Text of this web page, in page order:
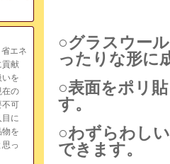
エネ
貢献
を
在の
不可
目に
を
思っ
○グラスウー
ったりな形に
○表面をポリ
す。
○わずらわし
できます。